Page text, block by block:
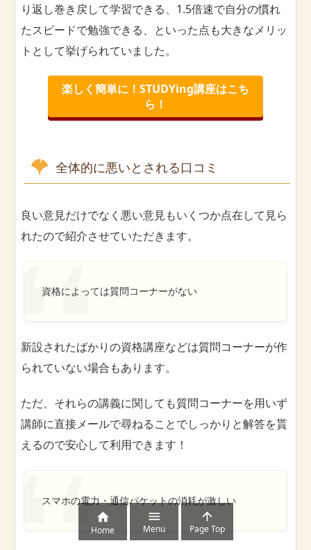
り返し巻き戻して学習できる、1.5倍速で自分の慣れ
たスピードで勉強できる、といった点も大きなメリッ
トとして挙げられていました。
楽しく簡単に！STUDYing講座はこち
ら！
全体的に悪いとされる口コミ
良い意見だけでなく悪い意見もいくつか点在して見ら
れたので紹介させていただきます。
資格によっては質問コーナーがない
新設されたばかりの資格講座などは質問コーナーが作
られていない場合もあります。
ただ、それらの講義に関しても質問コーナーを用いず
講師に直接メールで尋ねることでしっかりと解答を貰
えるので安心して利用できます！
スマホの電力・通信パケットの消耗が激しい

Home

Menu

Page Top